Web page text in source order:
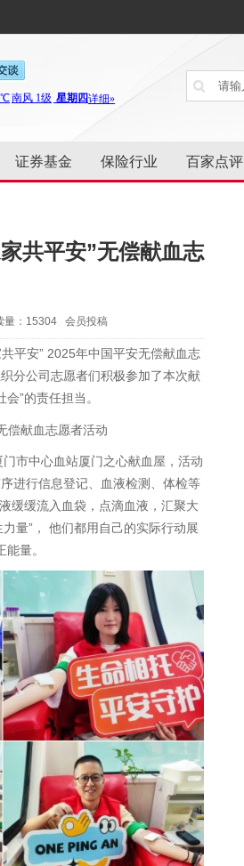
证券基金 保险行业 百家点评
共平安”无偿献血志
量：15304 会员投稿
平安” 2025年中国平安无偿献血志
分公司志愿者们积极参加了本次献
”的责任担当。
市中心血站厦门之心献血屋，活动
进行信息登记、血液检测、体检等
缓缓流入血袋，点滴血液，汇聚大
量”， 他们都用自己的实际行动展
量。